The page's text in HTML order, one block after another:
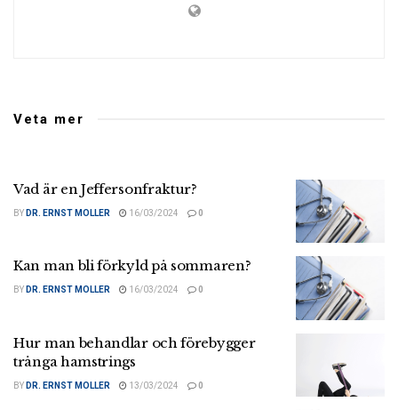
Veta mer
Vad är en Jeffersonfraktur?
BY DR. ERNST MOLLER 16/03/2024 0
Kan man bli förkyld på sommaren?
BY DR. ERNST MOLLER 16/03/2024 0
Hur man behandlar och förebygger
trånga hamstrings
BY DR. ERNST MOLLER 13/03/2024 0